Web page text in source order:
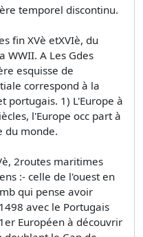
temporel discontinu.
fin XVè etXVIè, du
WWII. A Les Gdes
esquisse de
correspond à la
portugais. 1) L'Europe à
l'Europe occ part à
du monde.
2routes maritimes
:- celle de l'ouest en
qui pense avoir
avec le Portugais
Européen à découvrir